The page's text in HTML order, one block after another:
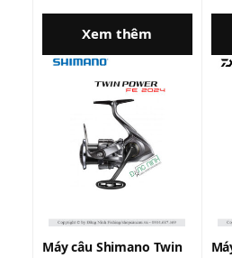
Xem thêm
Máy câu Shimano Twin